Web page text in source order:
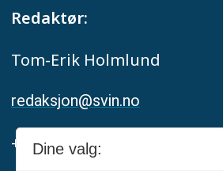
Redaktør:
Tom-Erik Holmlund
redaksjon@svin.no
+47 916 68 668
Dine valg: